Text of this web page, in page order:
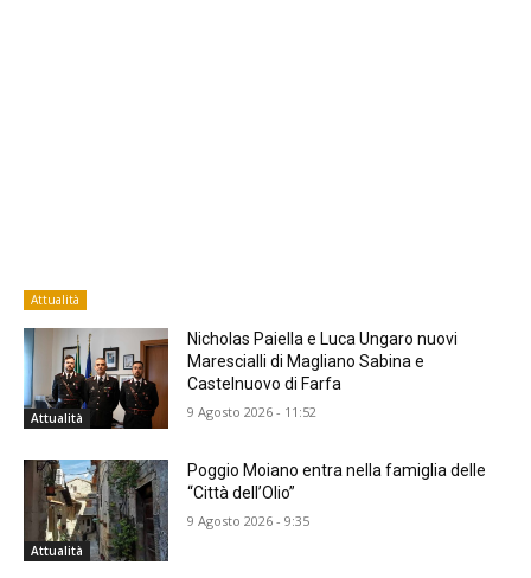
Attualità
Attualità
Nicholas Paiella e Luca Ungaro nuovi
Marescialli di Magliano Sabina e
Castelnuovo di Farfa
9 Agosto 2026 - 11:52
Attualità
Poggio Moiano entra nella famiglia delle
“Città dell’Olio”
9 Agosto 2026 - 9:35